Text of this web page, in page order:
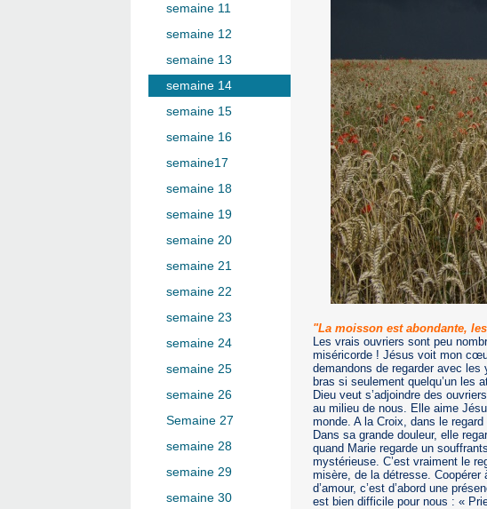
"La moisson est abondante,
Les vrais ouvriers sont peu
miséricorde ! Jésus voit mon
demandons de regarder avec
bras si seulement quelqu’un les
Dieu veut s’adjoindre des
au milieu de nous. Elle aime
monde. A la Croix, dans le
Dans sa grande douleur, elle
quand Marie regarde un
mystérieuse. C’est vraiment le
misère, de la détresse. Coopérer
d’amour, c’est d’abord une
est bien difficile pour nous : «
semaine 11
semaine 12
semaine 13
semaine 14
semaine 15
semaine 16
semaine17
semaine 18
semaine 19
semaine 20
semaine 21
semaine 22
semaine 23
semaine 24
semaine 25
semaine 26
Semaine 27
semaine 28
semaine 29
semaine 30